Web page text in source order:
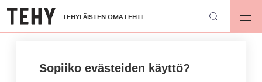
Hyppää
pääsisältöön
TEHYLÄISTEN OMA LEHTI
Sopiiko evästeiden käyttö?